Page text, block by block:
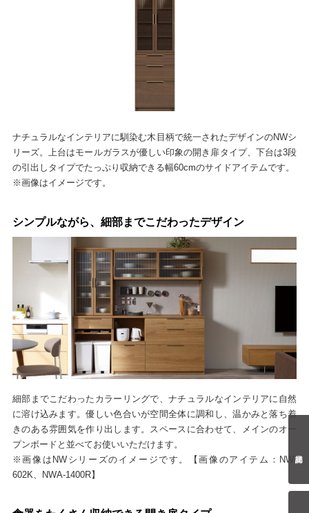
ナチュラルなインテリアに馴染む木目柄で統一されたデザインのNWシ
リーズ。上台はモールガラスが優しい印象の開き扉タイプ、下台は3段
の引出しタイプでたっぷり収納できる幅60cmのサイドアイテムです。
※画像はイメージです。
シンプルながら、細部までこだわったデザイン
細部までこだわったカラーリングで、ナチュラルなインテリアに自然
に溶け込みます。優しい色合いが空間全体に調和し、温かみと落ち着
きのある雰囲気を作り出します。スペースに合わせて、メインのオー
プンボードと並べてお使いいただけます。
※画像はNWシリーズのイメージです。【画像のアイテム：NW-
602K、NWA-1400R】